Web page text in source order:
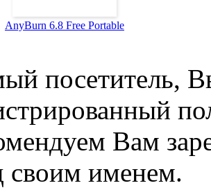
AnyBurn 6.8 Free Portable
посетитель,
Вам
своим именем.